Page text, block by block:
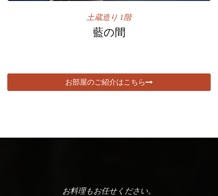
土蔵造り 1階
藍の間
お部屋のご紹介はこちら
お料理もお任せください。